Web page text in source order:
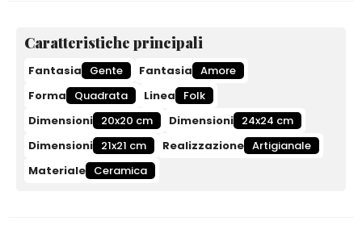
Caratteristiche principali
Fantasia Gente Fantasia Amore
Forma
Quadrata Linea
Folk
Dimensioni 20x20 cm Dimensioni 24x24 cm
Dimensioni 21x21 cm Realizzazione Artigianale
Materiale Ceramica